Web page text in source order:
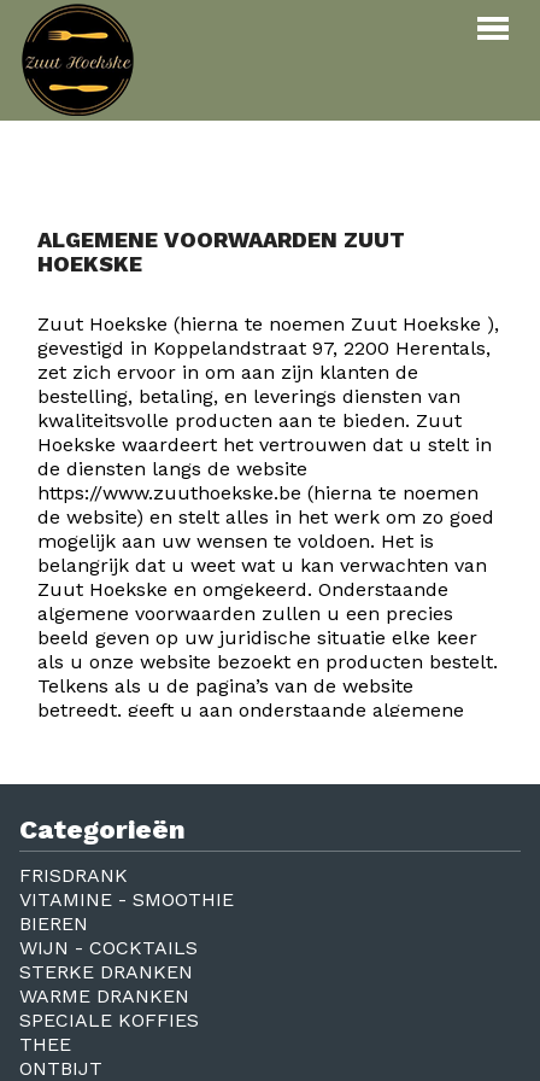
Reservaties
Over ons
Contact
INLOGGEN RESERVEREN
ALGEMENE VOORWAARDEN ZUUT
HOEKSKE
Zuut Hoekske (hierna te noemen Zuut Hoekske ),
gevestigd in Koppelandstraat 97, 2200 Herentals,
zet zich ervoor in om aan zijn klanten de
bestelling, betaling, en leverings diensten van
kwaliteitsvolle producten aan te bieden. Zuut
Hoekske waardeert het vertrouwen dat u stelt in
de diensten langs de website
https://www.zuuthoekske.be (hierna te noemen
de website) en stelt alles in het werk om zo goed
mogelijk aan uw wensen te voldoen. Het is
belangrijk dat u weet wat u kan verwachten van
Zuut Hoekske en omgekeerd. Onderstaande
algemene voorwaarden zullen u een precies
beeld geven op uw juridische situatie elke keer
als u onze website bezoekt en producten bestelt.
Telkens als u de pagina’s van de website
betreedt, geeft u aan onderstaande algemene
Zuut Hoekske en haar klanten in het kader van
door Zuut Hoekske, zelfs als de bestelling niet
schriftelijk is gebeurd. Behoudens voorafgaand
schriftelijk akkoord, zal Zuut Hoekske niet
gebonden zijn aan algemene of bijzondere
voorwaarden van klanten. De daadwerkelijke
productie en levering van de producten is de
verantwoordelijkheid van de individuele zaak.
Artikel 1 – Producten aangeboden door Zuut
Hoekske op de website
Categorieën
FRISDRANK
VITAMINE - SMOOTHIE
BIEREN
WIJN - COCKTAILS
STERKE DRANKEN
WARME DRANKEN
SPECIALE KOFFIES
THEE
ONTBIJT